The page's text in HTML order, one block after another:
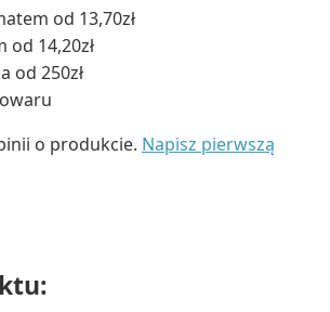
od 13,70zł
od 14,20zł
od 250zł
o produkcie. Napisz pierwszą